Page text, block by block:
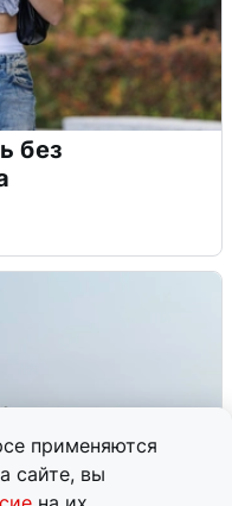
применяются
сайте, вы
без